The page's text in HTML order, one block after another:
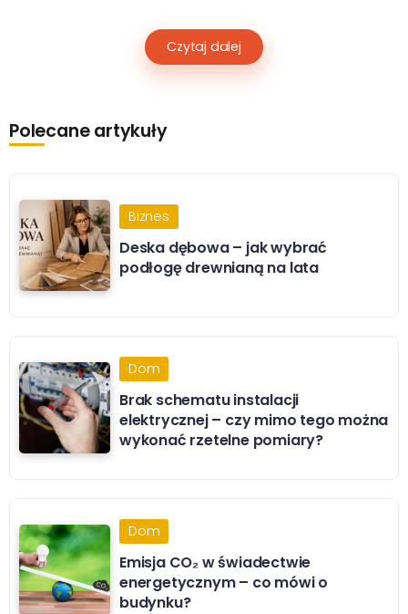
Czytaj dalej
Polecane artykuły
Biznes
Deska dębowa – jak wybrać
podłogę drewnianą na lata
Dom
Brak schematu instalacji
elektrycznej – czy mimo tego można
wykonać rzetelne pomiary?
Dom
Emisja CO₂ w świadectwie
energetycznym – co mówi o
budynku?